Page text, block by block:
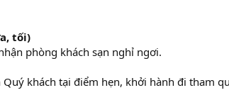
tối)
phòng khách sạn nghỉ ngơi.
khách tại điểm hẹn, khởi hành đi tham